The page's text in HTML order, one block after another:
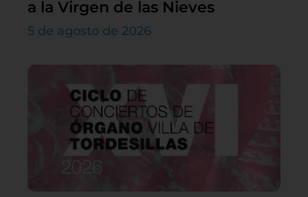
a la Virgen de las Nieves
5 de agosto de 2026